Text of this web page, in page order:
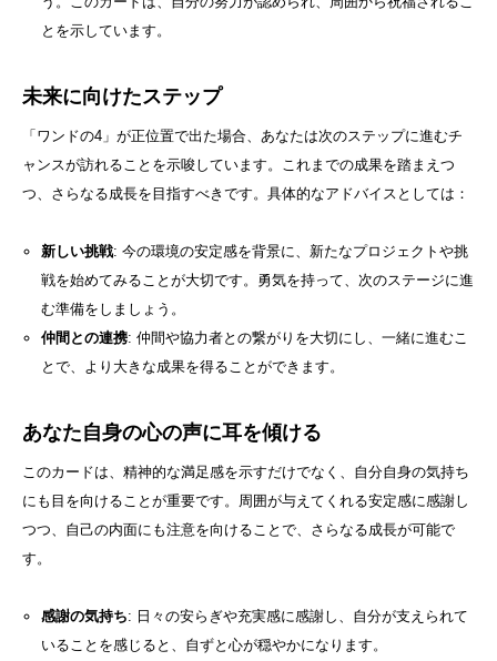
とを示しています。
未来に向けたステップ
「ワンドの4」が正位置で出た場合、あなたは次のステップに進むチ
ャンスが訪れることを示唆しています。これまでの成果を踏まえつ
つ、さらなる成長を目指すべきです。具体的なアドバイスとしては：
新しい挑戦: 今の環境の安定感を背景に、新たなプロジェクトや挑
戦を始めてみることが大切です。勇気を持って、次のステージに進
む準備をしましょう。
仲間との連携: 仲間や協力者との繋がりを大切にし、一緒に進むこ
とで、より大きな成果を得ることができます。
あなた自身の心の声に耳を傾ける
このカードは、精神的な満足感を示すだけでなく、自分自身の気持ち
にも目を向けることが重要です。周囲が与えてくれる安定感に感謝し
つつ、自己の内面にも注意を向けることで、さらなる成長が可能で
す。
感謝の気持ち: 日々の安らぎや充実感に感謝し、自分が支えられて
いることを感じると、自ずと心が穏やかになります。